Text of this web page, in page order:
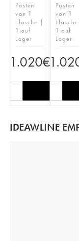
Posten
von 1
Flasche |
1 auf
Lager
1.020€
Posten
von 1
1 auf
Lager
IDEAWLINE